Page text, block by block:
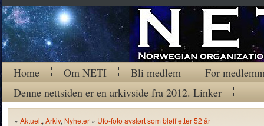
Home Om NETI Bli medlem
For
Denne nettsiden er en arkivside fra 2012. Linker
» Aktuelt, Arkiv, Nyheter » Ufo-foto avslørt som bløff etter 52 år